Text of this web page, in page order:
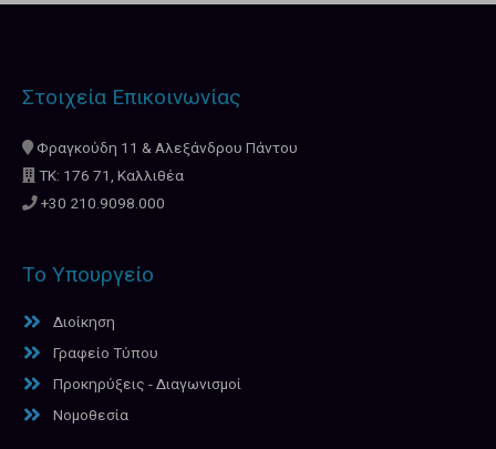
Στοιχεία Επικοινωνίας
Φραγκούδη 11 & Αλεξάνδρου Πάντου
ΤΚ: 176 71, Καλλιθέα
+30 210.9098.000
Το Υπουργείο
Διοίκηση
Γραφείο Τύπου
Προκηρύξεις - Διαγωνισμοί
Νομοθεσία